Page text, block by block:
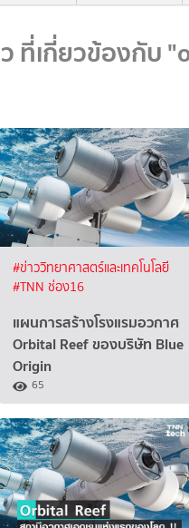
ที่เกี่ยวข้องกับ
#ข่าววิทยาศาสตร์และเทคโนโลยี
#TNN ช่อง16
แผนการสร้างโรงแรมอวกาศ
Orbital Reef ของบริษัท Blue
Origin
65